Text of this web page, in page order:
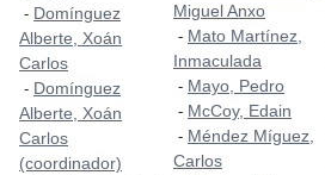
- Domínguez
Alberte, Xoán
Carlos
- Domínguez
Alberte, Xoán
Carlos
(coordinador)
Miguel Anxo
- Mato Martínez,
Inmaculada
- Mayo, Pedro
- McCoy, Edain
- Méndez Míguez,
Carlos